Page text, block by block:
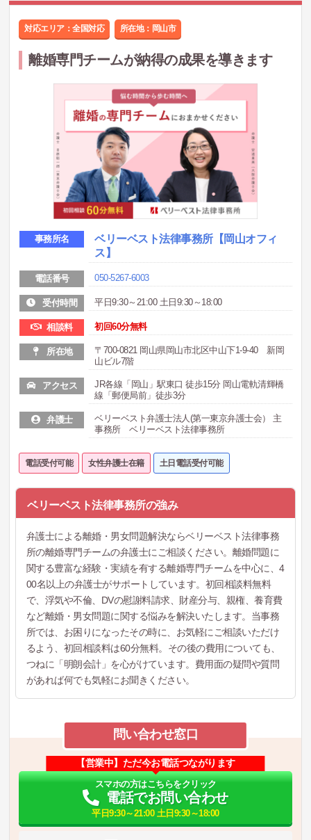
対応エリア：全国対応 所在地： 岡山市
離婚専門チームが納得の成果を導きます
事務所名 ベリーベスト法律事務所【岡山オフィ
ス】
電話番号 050-5267-6003
受付時間 平日9:30～21:00 土日9:30～18:00
相談料 初回60分無料
所在地
〒700-0821 岡山県岡山市北区中山下1-9-40 新岡
山ビル7階
アクセス
JR各線「岡山」駅東口 徒歩15分 岡山電軌清輝橋
線「郵便局前」徒歩3分
弁護士
ベリーベスト弁護士法人(第一東京弁護士会） 主
事務所 ベリーベスト法律事務所
電話受付可能 女性弁護士在籍 土日電話受付可能
ベリーベスト法律事務所の強み
弁護士による離婚・男女問題解決ならベリーベスト法律事務
所の離婚専門チームの弁護士にご相談ください。離婚問題に
関する豊富な経験・実績を有する離婚専門チームを中心に、4
00名以上の弁護士がサポートしています。初回相談料無料
で、浮気や不倫、DVの慰謝料請求、財産分与、親権、養育費
など離婚・男女問題に関する悩みを解決いたします。当事務
所では、お困りになったその時に、お気軽にご相談いただけ
るよう、初回相談料は60分無料。その後の費用についても、
つねに「明朗会計」を心がけています。費用面の疑問や質問
があれば何でも気軽にお聞きください。
問い合わせ窓口
【営業中】ただ今お電話つながります
スマホの方はこちらをクリック
電話でお問い合わせ
平日9:30～21:00 土日9:30～18:00